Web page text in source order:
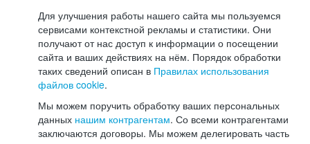
Для улучшения работы нашего сайта мы пользуемся
сервисами контекстной рекламы и статистики. Они
получают от нас доступ к информации о посещении
сайта и ваших действиях на нём. Порядок обработки
таких сведений описан в Правилах использования
файлов cookie.
Мы можем поручить обработку ваших персональных
данных нашим контрагентам. Со всеми контрагентами
заключаются договоры. Мы можем делегировать часть